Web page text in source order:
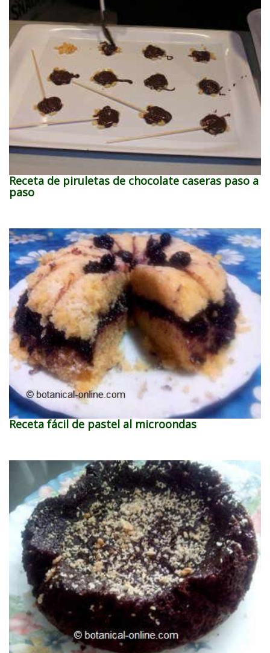
Receta de piruletas de chocolate caseras paso a
paso
Receta fácil de pastel al microondas